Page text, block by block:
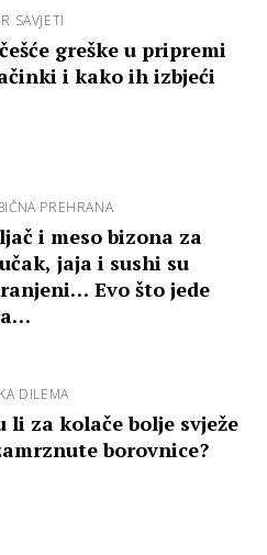
SAVJETI
greške u pripremi
i kako ih izbjeći
PREHRANA
i meso bizona za
jaja i sushi su
Evo što jede
DILEMA
li za kolače bolje svježe
borovnice?